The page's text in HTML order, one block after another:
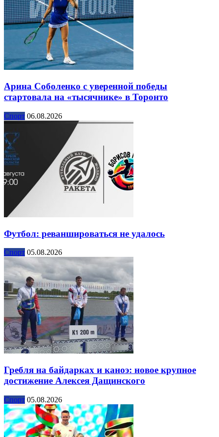
Арина Соболенко с уверенной победы
стартовала на «тысячнике» в Торонто
Спорт 06.08.2026
Футбол: реваншироваться не удалось
Спорт 05.08.2026
Гребля на байдарках и каноэ: новое крупное
достижение Алексея Дащинского
Спорт 05.08.2026